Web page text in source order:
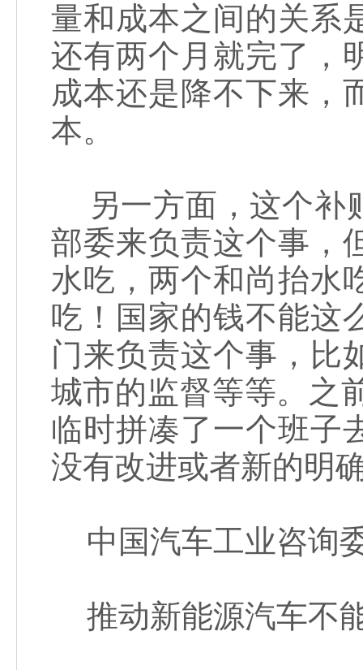
量和成本之间的关系
还有两个月就完了，
成本还是降不下来，
本。
另一方面，这个补
部委来负责这个事，
水吃，两个和尚抬水
吃！国家的钱不能这
门来负责这个事，比
城市的监督等等。之
临时拼凑了一个班子
没有改进或者新的明
中国汽车工业咨询
推动新能源汽车不